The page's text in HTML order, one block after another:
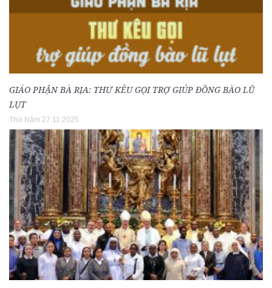
GIÁO PHẬN BÀ RỊA: THƯ KÊU GỌI TRỢ GIÚP ĐỒNG BÀO LŨ
LỤT
Thứ Năm 27.11.2025